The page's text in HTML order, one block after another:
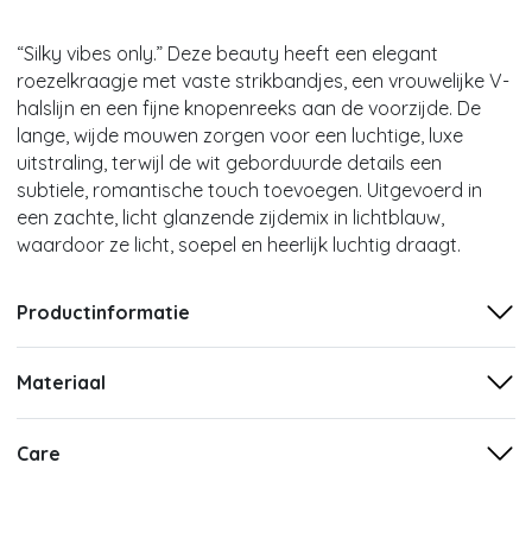
“Silky vibes only.” Deze beauty heeft een elegant
roezelkraagje met vaste strikbandjes, een vrouwelijke V-
halslijn en een fijne knopenreeks aan de voorzijde. De
lange, wijde mouwen zorgen voor een luchtige, luxe
uitstraling, terwijl de wit geborduurde details een
subtiele, romantische touch toevoegen. Uitgevoerd in
een zachte, licht glanzende zijdemix in lichtblauw,
waardoor ze licht, soepel en heerlijk luchtig draagt.
Productinformatie
Materiaal
Care